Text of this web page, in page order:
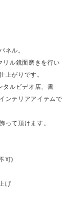
ネル。
ル鏡面磨きを行い
上がりです。
タルビデオ店、書
ンテリアアイテムで
って頂けます。
可)
げ